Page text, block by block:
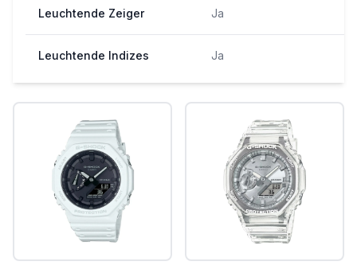
Leuchtende Zeiger Ja
Leuchtende Indizes Ja